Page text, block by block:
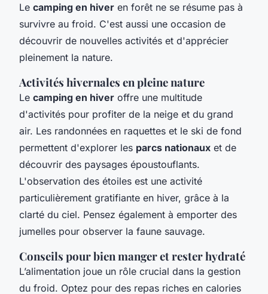
Le camping en hiver en forêt ne se résume pas à
survivre au froid. C'est aussi une occasion de
découvrir de nouvelles activités et d'apprécier
pleinement la nature.
Activités hivernales en pleine nature
Le camping en hiver offre une multitude
d'activités pour profiter de la neige et du grand
air. Les randonnées en raquettes et le ski de fond
permettent d'explorer les parcs nationaux et de
découvrir des paysages époustouflants.
L'observation des étoiles est une activité
particulièrement gratifiante en hiver, grâce à la
clarté du ciel. Pensez également à emporter des
jumelles pour observer la faune sauvage.
Conseils pour bien manger et rester hydraté
L’alimentation joue un rôle crucial dans la gestion
du froid. Optez pour des repas riches en calories